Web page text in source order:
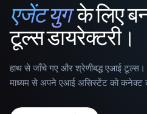
That AI Collection
एजेंट युगके लिए
टूल्स डायरेक्टरी।
हाथ से जाँचे गए और श्रेणीबद्ध एआई
माध्यम से अपने एआई असिस्टेंट को कनेक्ट